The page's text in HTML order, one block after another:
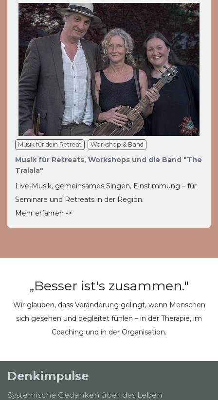
Musik für dein Retreat Workshop & Band
Musik für Retreats, Workshops und die Band "The
Tralala"
Live-Musik, gemeinsames Singen, Einstimmung – für
Seminare und Retreats in der Region.
Mehr erfahren ->
„Besser ist's zusammen."
Wir glauben, dass Veränderung gelingt, wenn Menschen
sich gesehen und begleitet fühlen – in der Therapie, im
Coaching und in der Organisation.
Denkimpulse
Systemische Gedanken über das Leben